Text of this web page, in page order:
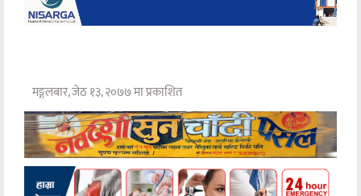
मङ्गलबार, जेठ १३, २०७७ मा प्रकाशित